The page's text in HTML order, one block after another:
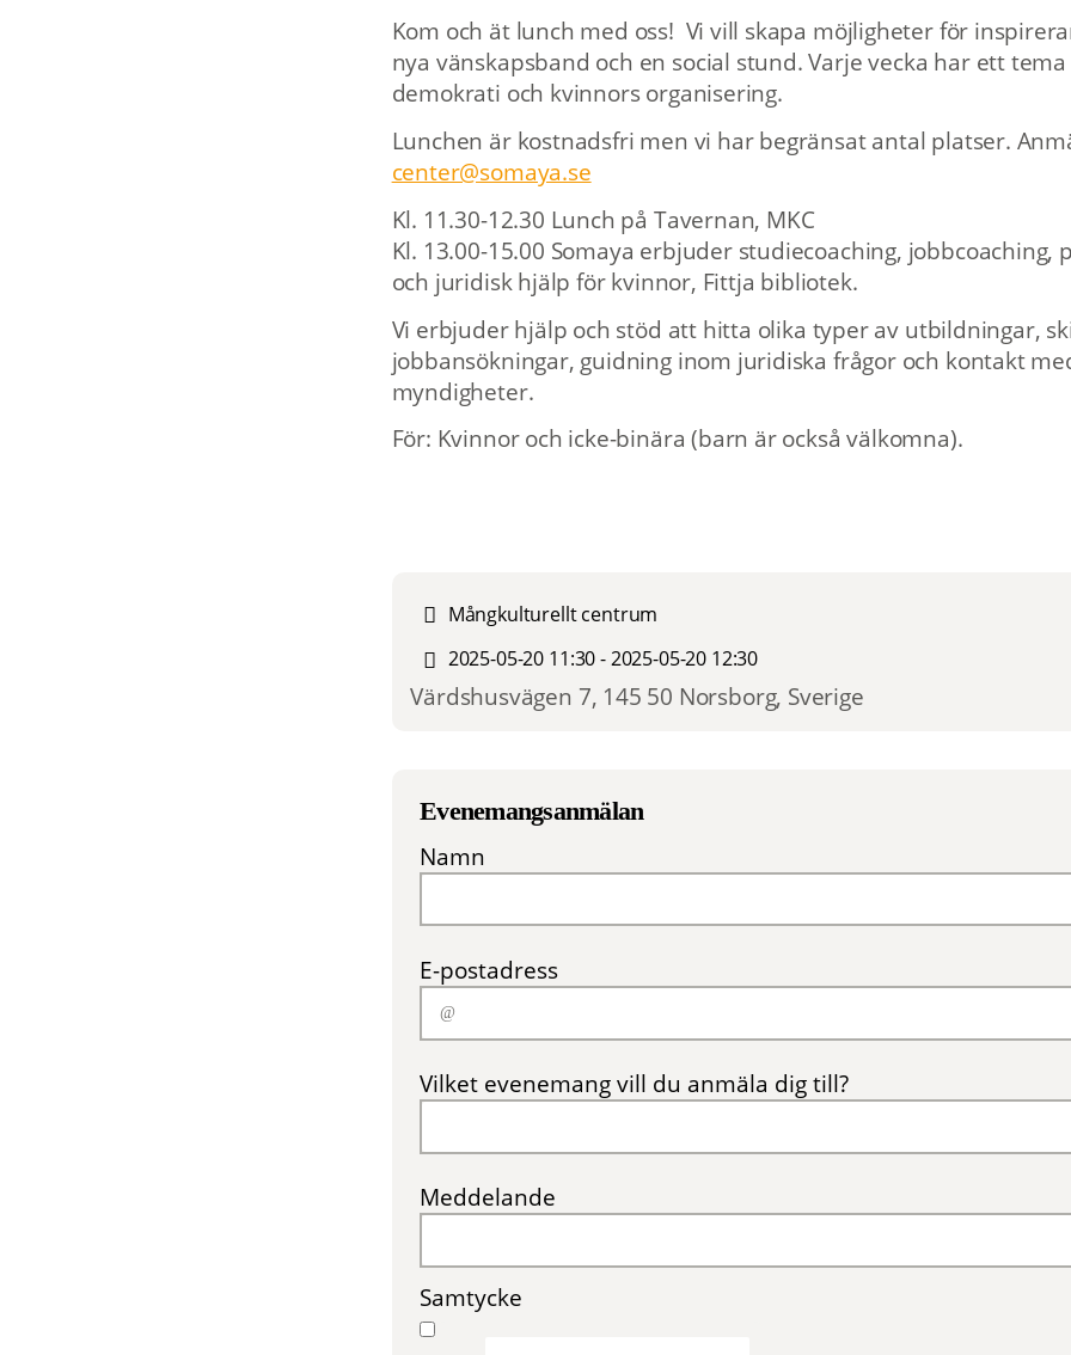
Kom och ät lunch med oss! Vi vill skapa möjligheter för
nya vänskapsband och en social stund. Varje vecka har ett
demokrati och kvinnors organisering.
Lunchen är kostnadsfri men vi har begränsat antal platser.
center@somaya.se
Kl. 11.30-12.30 Lunch på Tavernan, MKC
Kl. 13.00-15.00 Somaya erbjuder studiecoaching, jobbcoaching,
och juridisk hjälp för kvinnor, Fittja bibliotek.
Vi erbjuder hjälp och stöd att hitta olika typer av utbildningar,
jobbansökningar, guidning inom juridiska frågor och kontakt
myndigheter.
För: Kvinnor och icke-binära (barn är också välkomna).
Mångkulturellt centrum
2025-05-20 11:30 - 2025-05-20 12:30
Värdshusvägen 7, 145 50 Norsborg, Sverige
Evenemangsanmälan
Namn
E-postadress
Vilket evenemang vill du anmäla dig till?
Meddelande
Samtycke